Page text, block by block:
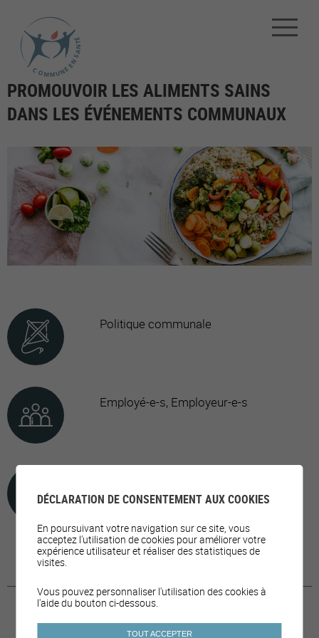
PROMOUVOIR LES ALIMENTS SAINS
DANS LES ÉVÉNEMENTS COMMUNAUX
Politique communale
Employé-e-s, Employeur-e-s
DÉCLARATION DE CONSENTEMENT AUX COOKIES
En poursuivant votre navigation sur ce site, vous
acceptez l'utilisation de cookies pour améliorer votre
expérience utilisateur et réaliser des statistiques de
visites.
Vous pouvez personnaliser l'utilisation des cookies à
l'aide du bouton ci-dessous.
TOUT ACCEPTER